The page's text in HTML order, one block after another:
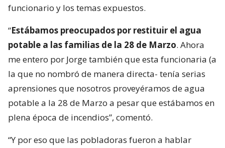
funcionario y los temas expuestos.
“Estábamos preocupados por restituir el agua
potable a las familias de la 28 de Marzo. Ahora
me entero por Jorge también que esta funcionaria (a
la que no nombró de manera directa- tenía serias
aprensiones que nosotros proveyéramos de agua
potable a la 28 de Marzo a pesar que estábamos en
plena época de incendios”, comentó.
“Y por eso que las pobladoras fueron a hablar